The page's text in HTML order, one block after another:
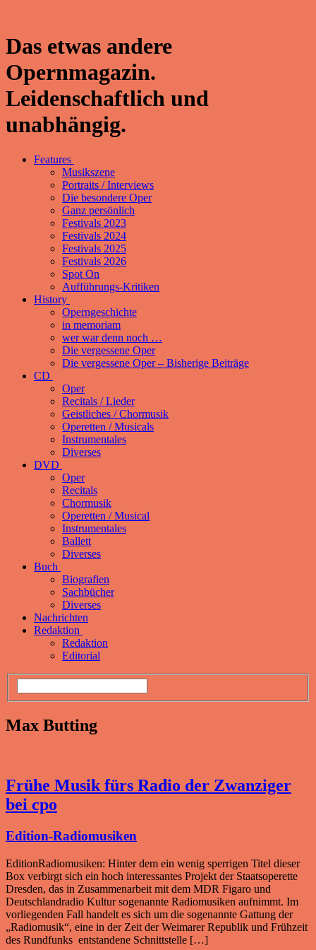
Das etwas andere
Opernmagazin.
Leidenschaftlich und
unabhängig.
Features
Musikszene
Portraits / Interviews
Die besondere Oper
Ganz persönlich
Festivals 2023
Festivals 2024
Festivals 2025
Festivals 2026
Spot On
Aufführungs-Kritiken
History
Operngeschichte
in memoriam
wer war denn noch …
Die vergessene Oper
Die vergessene Oper – Bisherige Beiträge
CD
Oper
Recitals / Lieder
Geistliches / Chormusik
Operetten / Musicals
Instrumentales
Diverses
DVD
Oper
Recitals
Chormusik
Operetten / Musical
Instrumentales
Ballett
Diverses
Buch
Biografien
Sachbücher
Diverses
Nachrichten
Redaktion
Redaktion
Editorial
Max Butting
Frühe Musik fürs Radio der Zwanziger
bei cpo
Edition-Radiomusiken
EditionRadiomusiken: Hinter dem ein wenig sperrigen Titel dieser
Box verbirgt sich ein hoch interessantes Projekt der Staatsoperette
Dresden, das in Zusammenarbeit mit dem MDR Figaro und
Deutschlandradio Kultur sogenannte Radiomusiken aufnimmt. Im
vorliegenden Fall handelt es sich um die sogenannte Gattung der
„Radiomusik“, eine in der Zeit der Weimarer Republik und Frühzeit
des Rundfunks entstandene Schnittstelle […]